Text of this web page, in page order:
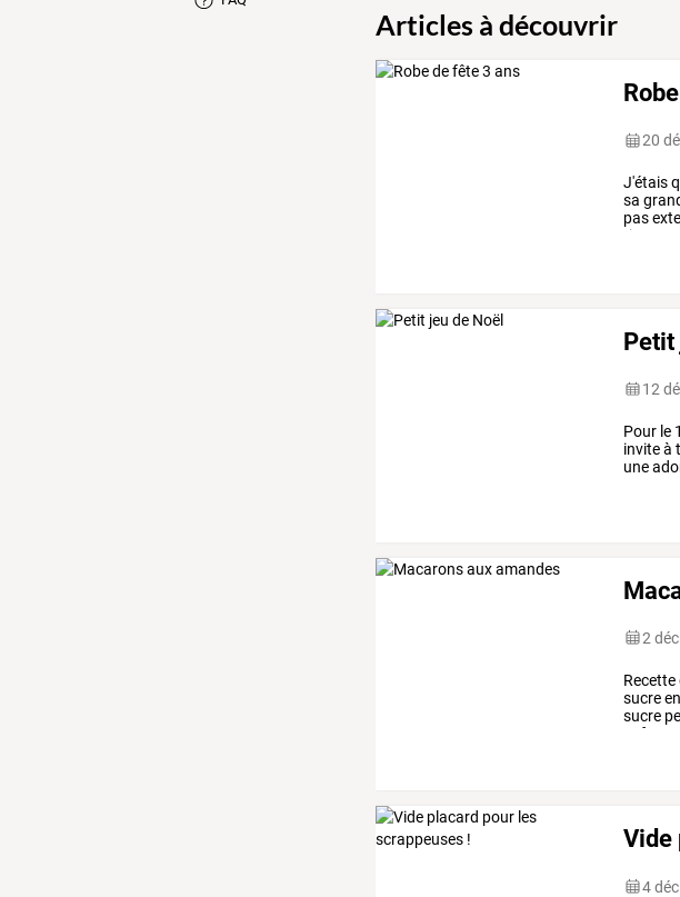
Articles à découvrir
20
J'étais
sa
pas
tissage,
Petit
12
Pour le
invite à
une
2
Recette
sucreen
sucre
Vide
4